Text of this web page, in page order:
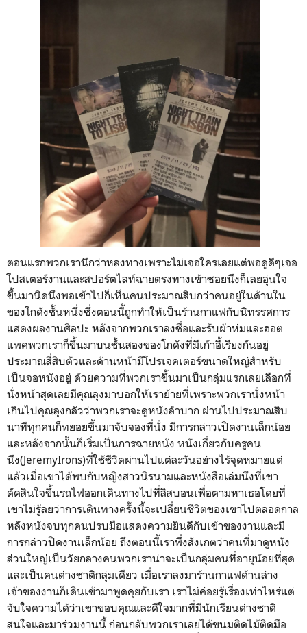
ตอนแรกพวกเรานึกว่าหลงทางเพราะไม่เจอใครเลยแต่พอดูดีๆเจอ
โปสเตอร์งานและสปอร์ตไลท์ฉายตรงทางเข้าซอยนึงก็เลยอุ่นใจ
ขึ้นมานิดนึงพอเข้าไปก็เห็นคนประมาณสิบกว่าคนอยู่ในด้านใน
ของโกดังชั้นหนึ่งซึ่งตอนนี้ถูกทำให้เป็นร้านกาแฟกับนิทรรศการ
แสดงผลงานศิลปะ หลังจากพวกเราลงชื่อและรับผ้าห่มและฮอต
แพคพวกเราก็ขึ้นมาบนชั้นสองของโกดังที่มีเก้าอี้เรียงกันอยู่
ประมาณสี่สิบตัวและด้านหน้ามีโปรเจคเตอร์ขนาดใหญ่สำหรับ
เป็นจอหนังอยู่ ด้วยความที่พวกเราขึ้นมาเป็นกลุ่มแรกเลยเลือกที่
นั่งหน้าสุดเลยมีคุณลุงมาบอกให้เราย้ายที่เพราะพวกเรานั่งหน้า
เกินไปคุณลุงกลัวว่าพวกเราจะดูหนังลำบาก ผ่านไปประมาณสิบ
นาทีทุกคนก็ทยอยขึ้นมาจับจองที่นั่ง มีการกล่าวเปิดงานเล็กน้อย
และหลังจากนั้นก็เริ่มเป็นการฉายหนัง หนังเกี่ยวกับครูคน
นึง(JeremyIrons)ที่ใช้ชีวิตผ่านไปแต่ละวันอย่างไร้จุดหมายแต่
แล้วเมื่อเขาได้พบกับหญิงสาวนิรนามและหนังสือเล่มนึงที่เขา
ตัดสินใจขึ้นรถไฟออกเดินทางไปที่ลิสบอนเพื่อตามหาเธอโดยที่
เขาไม่รู้ลยว่าการเดินทางครั้งนี้จะเปลี่ยนชีวิตของเขาไปตลอดกาล
หลังหนังจบทุกคนปรบมือแสดงความยินดีกับเข้าของงานและมี
การกล่าวปิดงานเล็กน้อย ถึงตอนนี้เราพึ่งสังเกตว่าคนที่มาดูหนัง
ส่วนใหญ่เป็นวัยกลางคนพวกเราน่าจะเป็นกลุ่มคนที่อายุน้อยที่สุด
และเป็นคนต่างชาติกลุ่มเดียว เมื่อเราลงมาร้านกาแฟด้านล่าง
เจ้าของงานก็เดินเข้ามาพูดคุยกับเรา เราไม่ค่อยรู้เรื่องเท่าไหร่แต่
จับใจความได้ว่าเขาขอบคุณและดีใจมากที่มีนักเรียนต่างชาติ
สนใจและมาร่วมงานนี้ ก่อนกลับพวกเราเลยได้ขนมติดไม้ติดมือ